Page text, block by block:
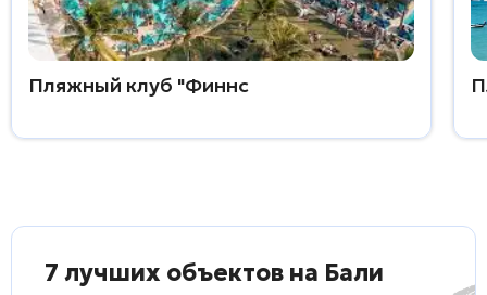
Пляжный клуб "Финнс
7 лучших объектов на Бали